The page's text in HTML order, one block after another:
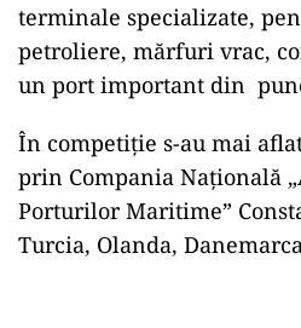
terminale specializate,
petroliere, mărfuri vrac,
un port important din
În competiție s-au mai
prin Compania Națională
Porturilor Maritime”
Turcia, Olanda,